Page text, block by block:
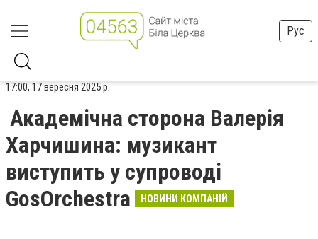
Рус
17:00, 17 вересня 2025 р.
Академічна сторона Валерія
Харчишина: музикант
виступить у супроводі
GosOrchestra
НОВИНИ КОМПАНІЙ